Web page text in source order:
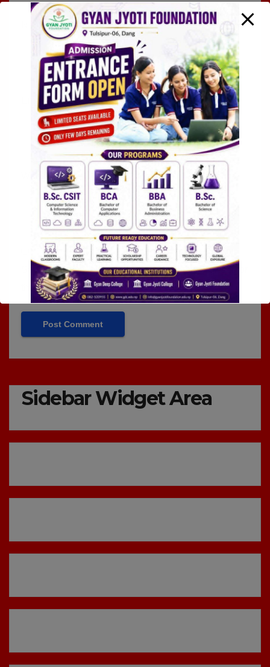
Name*
Email *
Website
Save my name, email, and website in this browser for
the next time I comment.
Sidebar Widget Area